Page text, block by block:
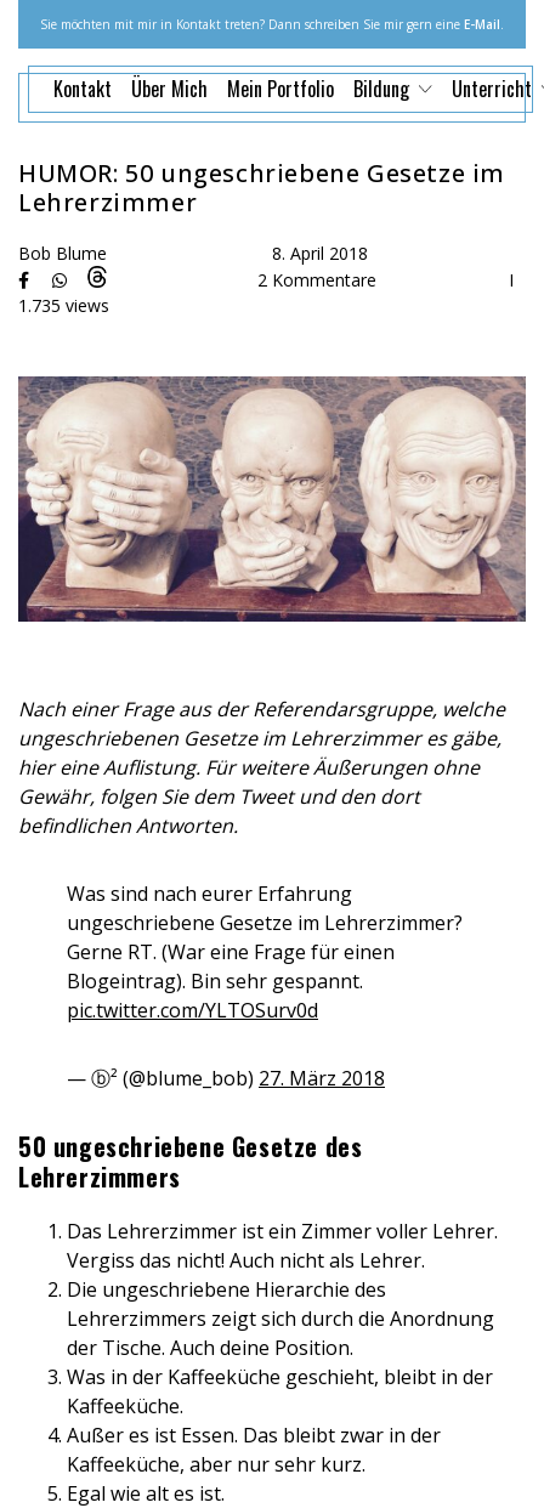
Sie möchten mit mir in Kontakt treten? Dann schreiben Sie mir gern eine E-Mail.
Kontakt Über Mich Mein Portfolio Bildung Unterricht
HUMOR: 50 ungeschriebene Gesetze im
Lehrerzimmer
Bob Blume
8. April 2018
2 Kommentare
I
1.735 views
Nach einer Frage aus der Referendarsgruppe, welche
ungeschriebenen Gesetze im Lehrerzimmer es gäbe,
hier eine Auflistung. Für weitere Äußerungen ohne
Gewähr, folgen Sie dem Tweet und den dort
befindlichen Antworten.
Was sind nach eurer Erfahrung
ungeschriebene Gesetze im Lehrerzimmer?
Gerne RT. (War eine Frage für einen
Blogeintrag). Bin sehr gespannt.
pic.twitter.com/YLTOSurv0d
— ⓑ² (@blume_bob) 27. März 2018
50 ungeschriebene Gesetze des
Lehrerzimmers
Das Lehrerzimmer ist ein Zimmer voller Lehrer.
Vergiss das nicht! Auch nicht als Lehrer.
Die ungeschriebene Hierarchie des
Lehrerzimmers zeigt sich durch die Anordnung
der Tische. Auch deine Position.
Was in der Kaffeeküche geschieht, bleibt in der
Kaffeeküche.
Außer es ist Essen. Das bleibt zwar in der
Kaffeeküche, aber nur sehr kurz.
Egal wie alt es ist.